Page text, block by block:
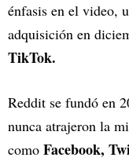
énfasis en el video,
adquisición en
TikTok.
Reddit se fundó en
nunca atrajeron la
como Facebook,